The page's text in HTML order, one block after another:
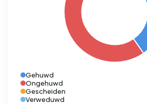
Gehuwd
Ongehuwd
Gescheiden
Verweduwd